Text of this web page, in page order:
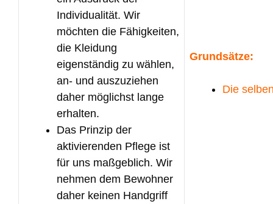
Individualität. Wir
möchten die Fähigkeiten,
die Kleidung
eigenständig zu wählen,
an- und auszuziehen
daher möglichst lange
erhalten.
Das Prinzip der
aktivierenden Pflege ist
für uns maßgeblich. Wir
nehmen dem Bewohner
daher keinen Handgriff
Grundsätze:
Die